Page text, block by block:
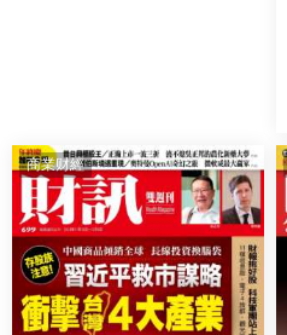
商業财經